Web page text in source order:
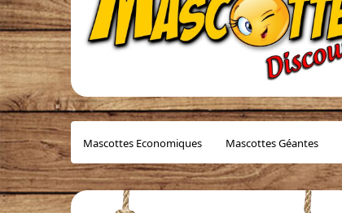
Mascottes Economiques Mascottes Géantes